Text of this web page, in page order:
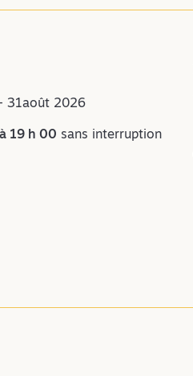
31août 2026
19 h 00 sans interruption